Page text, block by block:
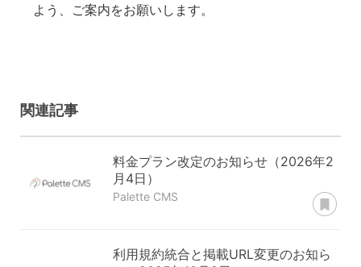
よう、ご案内をお願いします。
関連記事
料金プラン改定のお知らせ（2026年2
月4日）
Palette CMS
利用規約統合と掲載URL変更のお知ら